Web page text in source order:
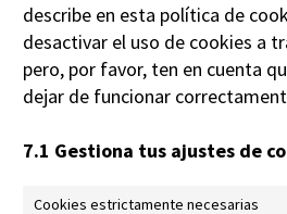
describe en esta política de
desactivar el uso de cookies a
pero, por favor, ten en cuenta
dejar de funcionar
7.1 Gestiona tus ajustes de
Cookies estrictamente necesarias